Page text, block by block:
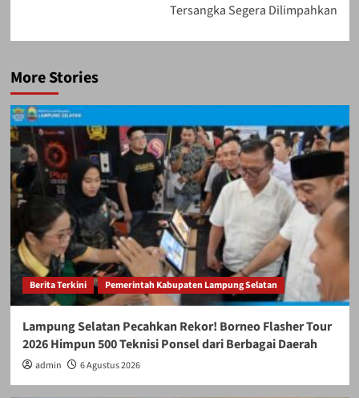
Tersangka Segera Dilimpahkan
More Stories
Berita Terkini Pemerintah Kabupaten Lampung Selatan
Lampung Selatan Pecahkan Rekor! Borneo Flasher Tour
2026 Himpun 500 Teknisi Ponsel dari Berbagai Daerah
admin 6 Agustus 2026